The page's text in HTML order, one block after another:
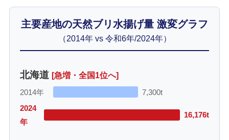
主要産地の天然ブリ水揚げ量 激変グラフ
（2014年 vs 令和6年/2024年）
北海道 [急増・全国1位へ]
2014年
7,300t
2024
年
16,176t